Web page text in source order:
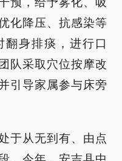
化降压、抗感染等
身排痰，进行口
队采取穴位按摩改
引导家属参与床旁
于从无到有、由点